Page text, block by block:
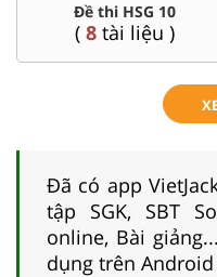
Đề thi HSG 10
( 8tài liệu )
Đã có app
tập SGK, SBT
online, Bài
dụng trên Android